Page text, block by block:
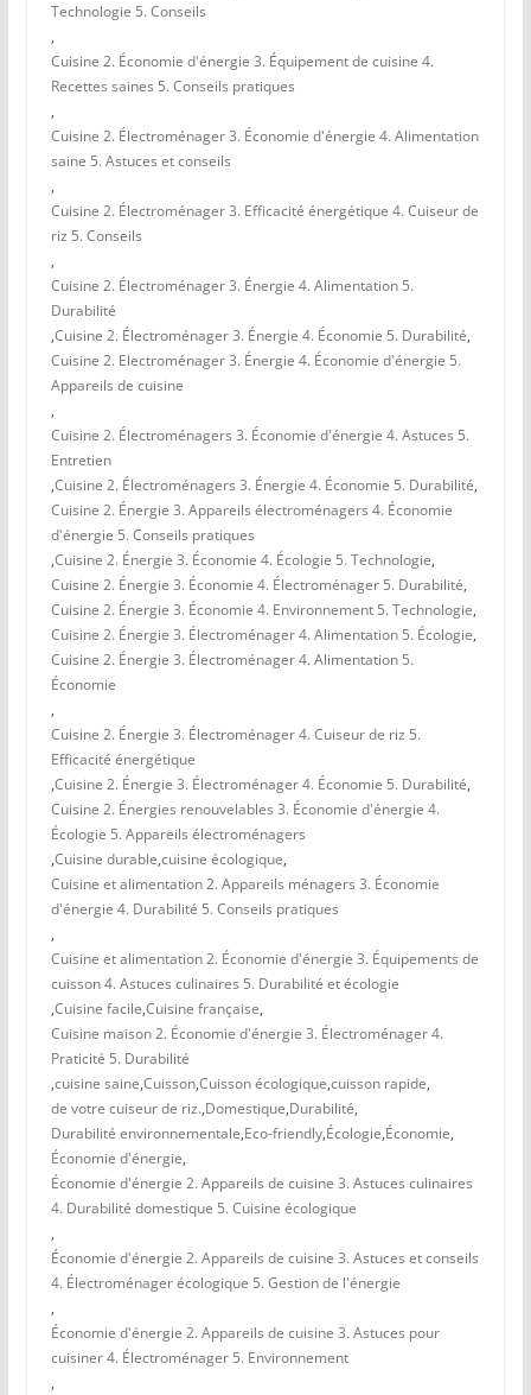
Technologie 5. Conseils
,
Cuisine 2. Économie d'énergie 3. Équipement de cuisine 4.
Recettes saines 5. Conseils pratiques
,
Cuisine 2. Électroménager 3. Économie d'énergie 4. Alimentation
saine 5. Astuces et conseils
,
Cuisine 2. Électroménager 3. Efficacité énergétique 4. Cuiseur de
riz 5. Conseils
,
Cuisine 2. Électroménager 3. Énergie 4. Alimentation 5.
Durabilité
,Cuisine 2. Électroménager 3. Énergie 4. Économie 5. Durabilité,
Cuisine 2. Electroménager 3. Énergie 4. Économie d'énergie 5.
Appareils de cuisine
,
Cuisine 2. Électroménagers 3. Économie d'énergie 4. Astuces 5.
Entretien
,Cuisine 2. Électroménagers 3. Énergie 4. Économie 5. Durabilité,
Cuisine 2. Énergie 3. Appareils électroménagers 4. Économie
d'énergie 5. Conseils pratiques
,Cuisine 2. Énergie 3. Économie 4. Écologie 5. Technologie,
Cuisine 2. Énergie 3. Économie 4. Électroménager 5. Durabilité,
Cuisine 2. Énergie 3. Économie 4. Environnement 5. Technologie,
Cuisine 2. Énergie 3. Électroménager 4. Alimentation 5. Écologie,
Cuisine 2. Énergie 3. Électroménager 4. Alimentation 5.
Économie
,
Cuisine 2. Énergie 3. Électroménager 4. Cuiseur de riz 5.
Efficacité énergétique
,Cuisine 2. Énergie 3. Électroménager 4. Économie 5. Durabilité,
Cuisine 2. Énergies renouvelables 3. Économie d'énergie 4.
Écologie 5. Appareils électroménagers
,Cuisine durable,cuisine écologique,
Cuisine et alimentation 2. Appareils ménagers 3. Économie
d'énergie 4. Durabilité 5. Conseils pratiques
,
Cuisine et alimentation 2. Économie d'énergie 3. Équipements de
cuisson 4. Astuces culinaires 5. Durabilité et écologie
,Cuisine facile,Cuisine française,
Cuisine maison 2. Économie d'énergie 3. Électroménager 4.
Praticité 5. Durabilité
,cuisine saine,Cuisson,Cuisson écologique,cuisson rapide,
de votre cuiseur de riz.,Domestique,Durabilité,
Durabilité environnementale,Eco-friendly,Écologie,Économie,
Économie d'énergie,
Économie d'énergie 2. Appareils de cuisine 3. Astuces culinaires
4. Durabilité domestique 5. Cuisine écologique
,
Économie d'énergie 2. Appareils de cuisine 3. Astuces et conseils
4. Électroménager écologique 5. Gestion de l'énergie
,
Économie d'énergie 2. Appareils de cuisine 3. Astuces pour
cuisiner 4. Électroménager 5. Environnement
,